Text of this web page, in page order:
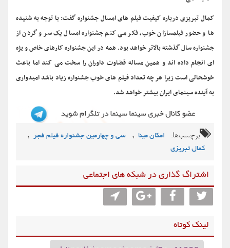
کمال تبریزی درباره کیفیت فیلم های امسال جشنواره گفت: با توجه به شنیده
ها و حضور فیلمسازان خوب، فکر می کنم جشنواره امسال یک سر و گردن از
جشنواره سال گذشته بالاتر خواهد بود. همه در این جشنواره کارهای خاص و یژه
ای انجام داده اند و همین مساله قضاوت داوران را سخت می کند اما باعث
خوشحالی است زیرا هر چه تعداد فیلم های خوب جشنواره زیاد باشد امیدواری
به آینده سینمای ایران بیشتر خواهد شد.
برچسب‌ها: امکان مینا , سی و چهارمین جشنواره فیلم فجر ,
کمال تبریزی
اشتراگ گذاری در شبکه های اجتماعی
لینک کوتاه